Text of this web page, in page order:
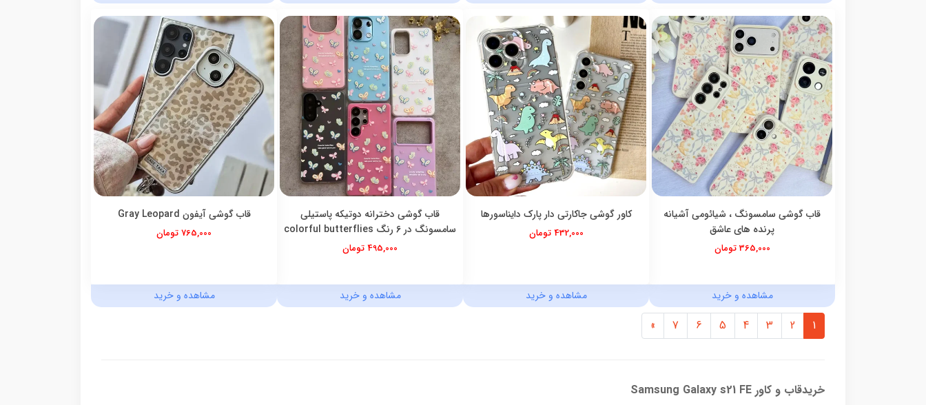
قاب گوشی سامسونگ ، شیائومی آشیانه
پرنده های عاشق
365,000 تومان
مشاهده و خرید
کاور گوشی جاکارتی دار پارک دایناسورها
432,000 تومان
مشاهده و خرید
قاب گوشی دخترانه دوتیکه پاستیلی
سامسونگ در 6 رنگ colorful butterflies
495,000 تومان
مشاهده و خرید
قاب گوشی آیفون Gray Leopard
765,000 تومان
مشاهده و خرید
1
2
3
4
5
6
7
»
خریدقاب و کاور Samsung Galaxy s21 FE